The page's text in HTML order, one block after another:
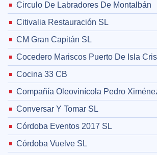
Circulo De Labradores De Montalbán
Citivalia Restauración SL
CM Gran Capitán SL
Cocedero Mariscos Puerto De Isla
Cocina 33 CB
Compañía Oleovinícola Pedro
Conversar Y Tomar SL
Córdoba Eventos 2017 SL
Córdoba Vuelve SL